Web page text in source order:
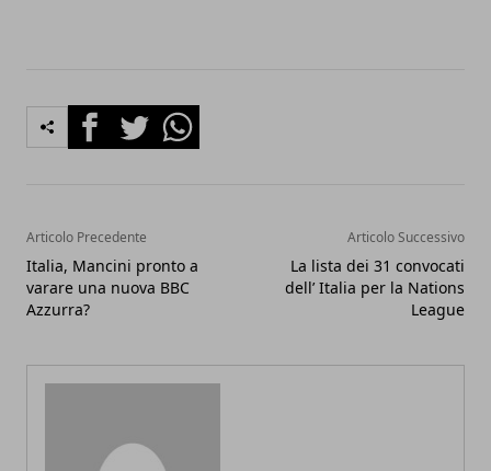
FacebookTwitterWhatsapp
Articolo Precedente
Italia, Mancini pronto a
varare una nuova BBC
Azzurra?
Articolo Successivo
La lista dei 31 convocati
dell’ Italia per la Nations
League